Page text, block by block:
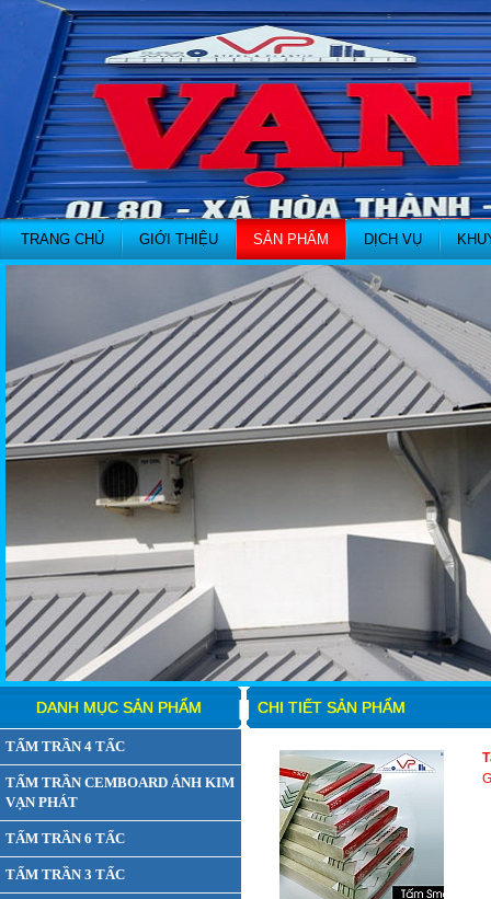
TRANG CHỦ GIỚI THIỆU SẢN PHẨM DỊCH VỤ
DANH MỤC SẢN PHẨM
TẤM TRẦN 4 TẤC
TẤM TRẦN CEMBOARD ÁNH KIM
VẠN PHÁT
TẤM TRẦN 6 TẤC
TẤM TRẦN 3 TẤC
CHI TIẾT SẢN PHẨM